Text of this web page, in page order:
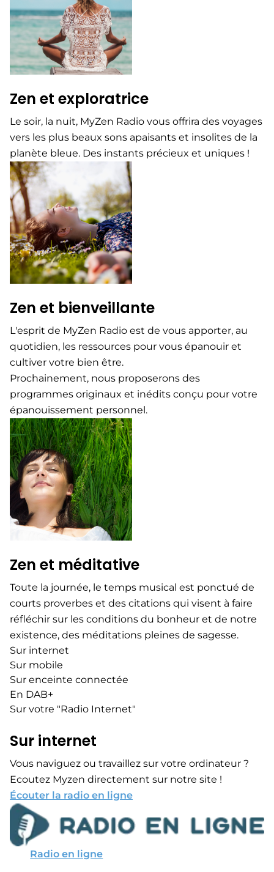
Zen et exploratrice​
Le soir, la nuit, MyZen Radio vous offrira des voyages
vers les plus beaux sons apaisants et insolites de la
planète bleue. Des instants précieux et uniques !
Zen et bienveillante​
L'esprit de MyZen Radio est de vous apporter, au
quotidien, les ressources pour vous épanouir et
cultiver votre bien être.
Prochainement, nous proposerons des
programmes originaux et inédits conçu pour votre
épanouissement personnel.
Zen et méditative​
Toute la journée, le temps musical est ponctué de
courts proverbes et des citations qui visent à faire
réfléchir sur les conditions du bonheur et de notre
existence, des méditations pleines de sagesse.
Sur internet
Sur mobile
Sur enceinte connectée
En DAB+
Sur votre "Radio Internet"
Sur internet
Vous naviguez ou travaillez sur votre ordinateur ?
Ecoutez Myzen directement sur notre site !
Écouter la radio en ligne
Radio en ligne